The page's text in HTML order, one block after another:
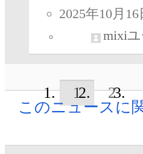
2025年10月16
mixi
1 2
このニュースに